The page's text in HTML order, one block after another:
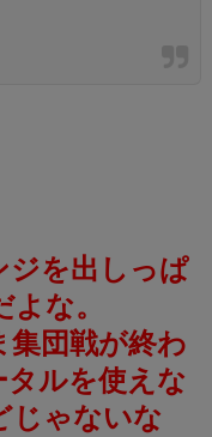
ジを出しっぱ
な。
集団戦が終わ
タルを使えな
じゃないな